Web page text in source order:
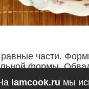
iamcook.ru мы
части.
формы.